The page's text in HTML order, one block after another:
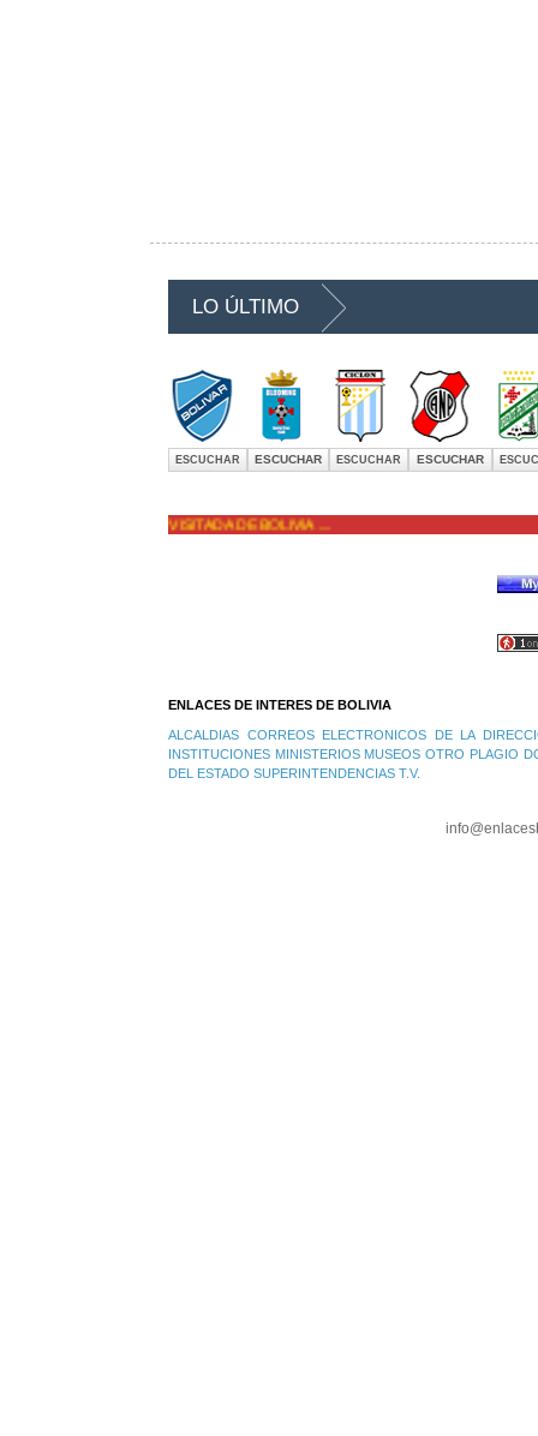
LO ÚLTIMO
ESCUCHAR ESCUCHAR ESCUCHAR ESCUCHAR
LA PAGINA MAS VISITADA DE BOLIVIA ....
ENLACES DE INTERES DE BOLIVIA
ALCALDIAS CORREOS ELECTRONICOS DE LA
INSTITUCIONES MINISTERIOS MUSEOS OTRO PLAGIO
DEL ESTADO SUPERINTENDENCIAS T.V.